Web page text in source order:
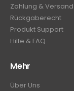
Zahlung & Versand
Rückgaberecht
Produkt Support
Hilfe & FAQ
Mehr
Über Uns